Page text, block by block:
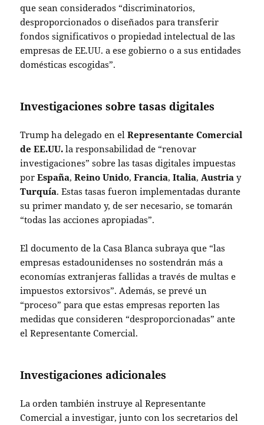
que sean considerados “discriminatorios,
desproporcionados o diseñados para transferir
fondos significativos o propiedad intelectual de las
empresas de EE.UU. a ese gobierno o a sus entidades
domésticas escogidas”.
Investigaciones sobre tasas digitales
Trump ha delegado en elRepresentante Comercial
de EE.UU. la responsabilidad de “renovar
investigaciones” sobre las tasas digitales impuestas
porEspaña,Reino Unido,Francia,Italia, Austria y
Turquía. Estas tasas fueron implementadas durante
su primer mandato y, de ser necesario, se tomarán
“todas las acciones apropiadas”.
El documento de la Casa Blanca subraya que “las
empresas estadounidenses no sostendrán más a
economías extranjeras fallidas a través de multas e
impuestos extorsivos”. Además, se prevé un
“proceso” para que estas empresas reporten las
medidas que consideren “desproporcionadas” ante
el Representante Comercial.
Investigaciones adicionales
La orden también instruye al Representante
Comercial a investigar, junto con los secretarios del